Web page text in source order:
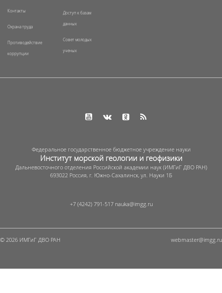
Контакты
Охрана труда
Противодействие
коррупции
Доступ к базам
данных
Совет молодых
ученых
Федеральное государственное бюджетное учреждение науки
Институт морской геологии и геофизики
Дальневосточного отделения Российской академии наук (ИМГиГ ДВО РАН)
693022 Россия, г. Южно-Сахалинск, ул. Науки 1Б
+7 (4242) 791-517
© 2026 ИМГиГ ДВО РАН